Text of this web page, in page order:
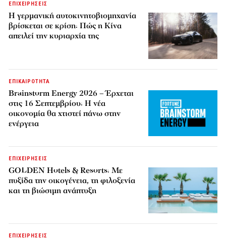
ΕΠΙΧΕΙΡΗΣΕΙΣ
Η γερμανική αυτοκινητοβιομηχανία
βρίσκεται σε κρίση: Πώς η Κίνα
απειλεί την κυριαρχία της
ΕΠΙΚΑΙΡΟΤΗΤΑ
Brainstorm Energy 2026 – Έρχεται
στις 16 Σεπτεμβρίου: Η νέα
οικονομία θα χτιστεί πάνω στην
ενέργεια
ΕΠΙΧΕΙΡΗΣΕΙΣ
GOLDEN Hotels & Resorts: Με
πυξίδα την οικογένεια, τη φιλοξενία
και τη βιώσιμη ανάπτυξη
ΕΠΙΧΕΙΡΗΣΕΙΣ